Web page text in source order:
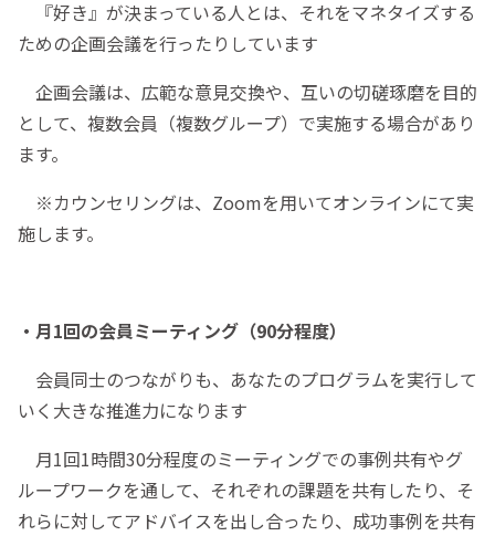
『好き』が決まっている人とは、それをマネタイズする
ための企画会議を行ったりしています
企画会議は、広範な意見交換や、互いの切磋琢磨を目的
として、複数会員（複数グループ）で実施する場合があり
ます。
※カウンセリングは、Zoomを用いてオンラインにて実
施します。
・月1回の会員ミーティング（90分程度）
会員同士のつながりも、あなたのプログラムを実行して
いく大きな推進力になります
月1回1時間30分程度のミーティングでの事例共有やグ
ループワークを通して、それぞれの課題を共有したり、そ
れらに対してアドバイスを出し合ったり、成功事例を共有